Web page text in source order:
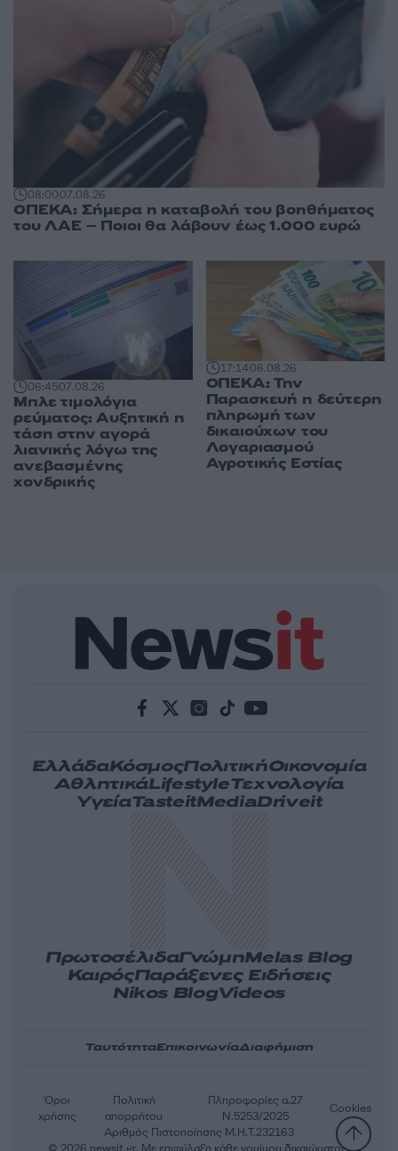
08:0007.08.26
ΟΠΕΚΑ: Σήμερα η καταβολή του βοηθήματος
του ΛΑΕ – Ποιοι θα λάβουν έως 1.000 ευρώ
06:4507.08.26
Μπλε τιμολόγια
ρεύματος: Αυξητική η
τάση στην αγορά
λιανικής λόγω της
ανεβασμένης
χονδρικής
17:1406.08.26
ΟΠΕΚΑ: Την
Παρασκευή η δεύτερη
πληρωμή των
δικαιούχων του
Λογαριασμού
Αγροτικής Εστίας
ΕλλάδαΚόσμοςΠολιτικήΟικονομία
ΑθλητικάLifestyleΤεχνολογία
ΥγείαTasteitMediaDriveit
ΠρωτοσέλιδαΓνώμηMelas Blog
ΚαιρόςΠαράξενες Ειδήσεις
Nikos BlogVideos
ΤαυτότηταΕπικοινωνίαΔιαφήμιση
Αριθμός Πιστοποίησης Μ.Η.Τ.232163
Όροι
χρήσης
Πολιτική
απορρήτου
Πληροφορίες α.27
Ν.5253/2025
Cookies